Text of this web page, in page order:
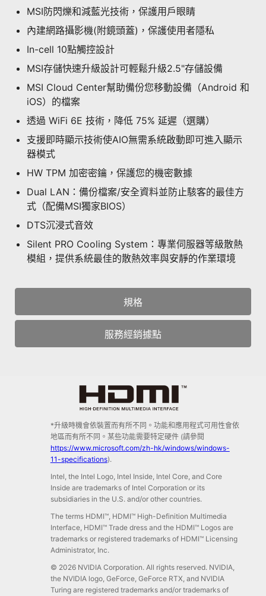
MSI防閃爍和減藍光技術，保護用戶眼睛
內建網路攝影機(附鏡頭蓋)，保護使用者隱私
In-cell 10點觸控設計
MSI存儲快速升級設計可輕鬆升級2.5"存儲設備
MSI Cloud Center幫助備份您移動設備（Android 和
iOS）的檔案
透過 WiFi 6E 技術，降低 75% 延遲（選購）
支援即時顯示技術使AIO無需系統啟動即可進入顯示
器模式
HW TPM 加密密鑰，保護您的機密數據
Dual LAN：備份檔案/安全資料並防止駭客的最佳方
式（配備MSI獨家BIOS）
DTS沉浸式音效
Silent PRO Cooling System：專業伺服器等級散熱
模組，提供系統最佳的散熱效率與安靜的作業環境
規格
服務經銷據點
*升級時機會依裝置而有所不同。功能和應用程式可用性會依
地區而有所不同。某些功能需要特定硬件 (請參閱
https://www.microsoft.com/zh-hk/windows/windows-
11-specifications).
Intel, the Intel Logo, Intel Inside, Intel Core, and Core
Inside are trademarks of Intel Corporation or its
subsidiaries in the U.S. and/or other countries.
The terms HDMI™, HDMI™ High-Definition Multimedia
Interface, HDMI™ Trade dress and the HDMI™ Logos are
trademarks or registered trademarks of HDMI™ Licensing
Administrator, Inc.
© 2026 NVIDIA Corporation. All rights reserved. NVIDIA,
the NVIDIA logo, GeForce, GeForce RTX, and NVIDIA
Turing are registered trademarks and/or trademarks of